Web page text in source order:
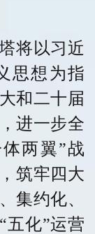
将以习近
思想为指
和二十届
进一步全
体两翼”战
筑牢四大
集约化、
五化”运营